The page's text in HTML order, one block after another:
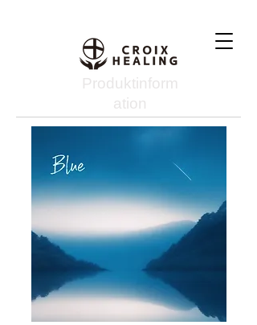
Produktinform
ation